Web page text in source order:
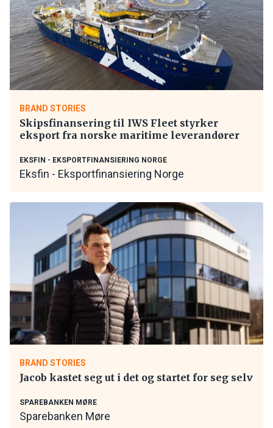
BRAND STORIES
Skipsfinansering til IWS Fleet styrker
eksport fra norske maritime leverandører
EKSFIN - EKSPORTFINANSIERING NORGE
Eksfin - Eksportfinansiering Norge
BRAND STORIES
Jacob kastet seg ut i det og startet for seg selv
SPAREBANKEN MØRE
Sparebanken Møre